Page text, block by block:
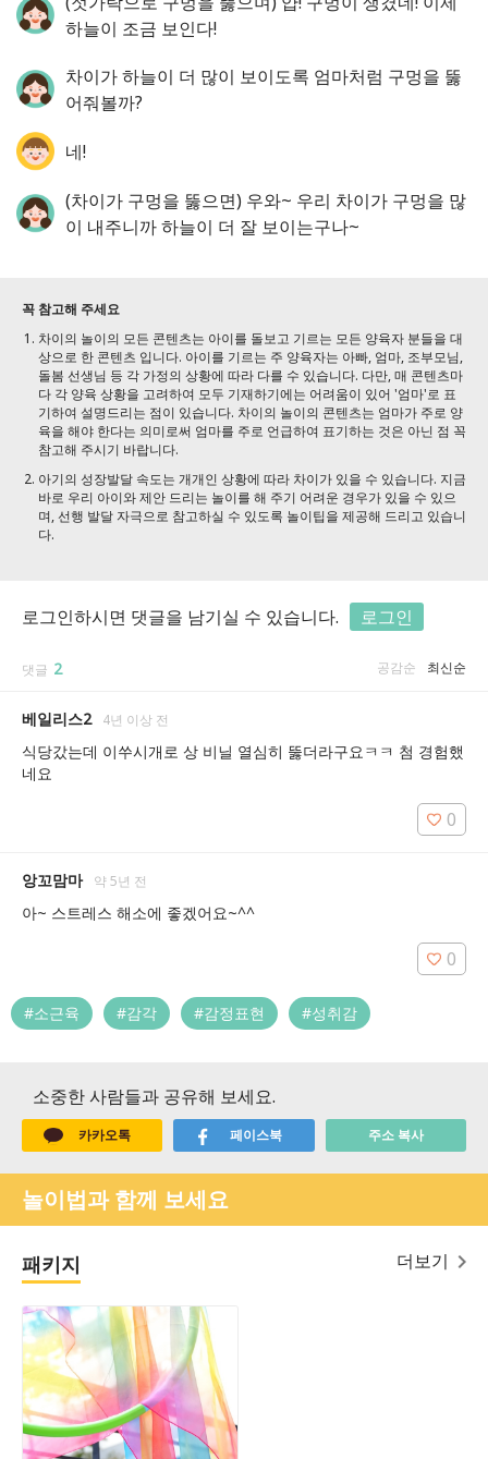
하늘이 조금 보인다!
차이가 하늘이 더 많이 보이도록 엄마처럼 구멍을 뚫
어줘볼까?
네!
(차이가 구멍을 뚫으면) 우와~ 우리 차이가 구멍을 많
이 내주니까 하늘이 더 잘 보이는구나~
꼭 참고해 주세요
차이의 놀이의 모든 콘텐츠는 아이를 돌보고 기르는 모든 양육자 분들을 대
상으로 한 콘텐츠 입니다. 아이를 기르는 주 양육자는 아빠, 엄마, 조부모님,
돌봄 선생님 등 각 가정의 상황에 따라 다를 수 있습니다. 다만, 매 콘텐츠마
다 각 양육 상황을 고려하여 모두 기재하기에는 어려움이 있어 '엄마'로 표
기하여 설명드리는 점이 있습니다. 차이의 놀이의 콘텐츠는 엄마가 주로 양
육을 해야 한다는 의미로써 엄마를 주로 언급하여 표기하는 것은 아닌 점 꼭
참고해 주시기 바랍니다.
아기의 성장발달 속도는 개개인 상황에 따라 차이가 있을 수 있습니다. 지금
바로 우리 아이와 제안 드리는 놀이를 해 주기 어려운 경우가 있을 수 있으
며, 선행 발달 자극으로 참고하실 수 있도록 놀이팁을 제공해 드리고 있습니
다.
로그인하시면 댓글을 남기실 수 있습니다. 로그인
댓글 2 공감순 최신순
베일리스2 4년 이상 전
식당갔는데 이쑤시개로 상 비닐 열심히 뚫더라구요ㅋㅋ 첨 경험했
네요
0
앙꼬맘마 약 5년 전
아~ 스트레스 해소에 좋겠어요~^^
0
#소근육 #감각 #감정표현 #성취감
소중한 사람들과 공유해 보세요.
카카오톡 페이스북 주소 복사
놀이법과 함께 보세요
패키지 더보기